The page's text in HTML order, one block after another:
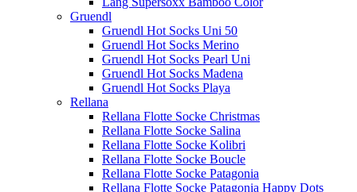
Gruendl
Gruendl Hot Socks Uni 50
Gruendl Hot Socks Merino
Gruendl Hot Socks Pearl Uni
Gruendl Hot Socks Madena
Gruendl Hot Socks Playa
Rellana
Rellana Flotte Socke Christmas
Rellana Flotte Socke Salina
Rellana Flotte Socke Kolibri
Rellana Flotte Socke Boucle
Rellana Flotte Socke Patagonia
Rellana Flotte Socke Patagonia Happy Dots